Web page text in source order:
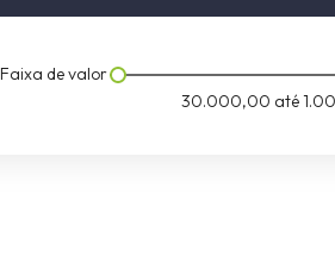
Faixa de valor
30.000,00 até